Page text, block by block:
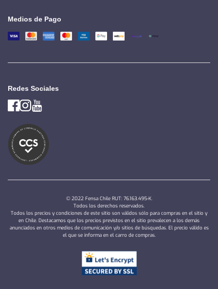
Medios de Pago
Redes Sociales
© 2022 Fensa Chile RUT: 76.163.495-K.
Todos los derechos reservados.
Todos los precios y condiciones de este sitio son válidos sólo para compras en el sitio y
en Chile. Destacamos que los precios previstos en el sitio prevalecen a los demás
anunciados en otros medios de comunicación y/o sitios de búsquedas. El precio válido es
el que se informa en el carro de compras.